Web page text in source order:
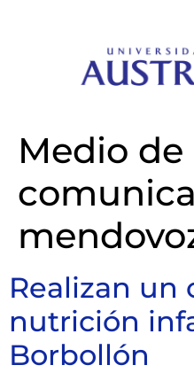
Medio de
Realizan un
nutrición
Borbollón